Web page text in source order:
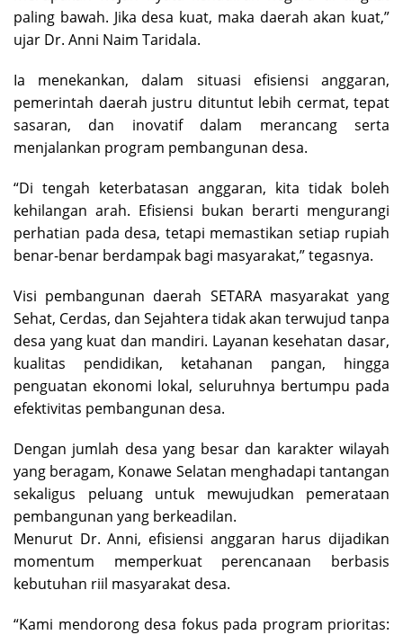
paling bawah. Jika desa kuat, maka daerah akan kuat,”
ujar Dr. Anni Naim Taridala.
Ia menekankan, dalam situasi efisiensi anggaran,
pemerintah daerah justru dituntut lebih cermat, tepat
sasaran, dan inovatif dalam merancang serta
menjalankan program pembangunan desa.
“Di tengah keterbatasan anggaran, kita tidak boleh
kehilangan arah. Efisiensi bukan berarti mengurangi
perhatian pada desa, tetapi memastikan setiap rupiah
benar-benar berdampak bagi masyarakat,” tegasnya.
Visi pembangunan daerah SETARA masyarakat yang
Sehat, Cerdas, dan Sejahtera tidak akan terwujud tanpa
desa yang kuat dan mandiri. Layanan kesehatan dasar,
kualitas pendidikan, ketahanan pangan, hingga
penguatan ekonomi lokal, seluruhnya bertumpu pada
efektivitas pembangunan desa.
Dengan jumlah desa yang besar dan karakter wilayah
yang beragam, Konawe Selatan menghadapi tantangan
sekaligus peluang untuk mewujudkan pemerataan
pembangunan yang berkeadilan.
Menurut Dr. Anni, efisiensi anggaran harus dijadikan
momentum memperkuat perencanaan berbasis
kebutuhan riil masyarakat desa.
“Kami mendorong desa fokus pada program prioritas: